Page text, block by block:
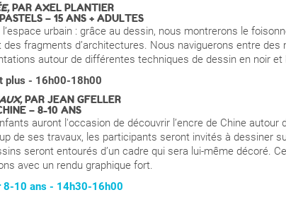
PAR AXEL PLANTIER
– 15 ANS + ADULTES
urbain : grâce au dessin, nous montrerons le
des fragments d’architectures. Nous naviguerons entre des
autour de différentes techniques de dessin en noir et
plus - 16h00-18h00
PAR JEAN GFELLER
– 8-10 ANS
auront l'occasion de découvrir l’encre de Chine autour
de ses travaux, les participants seront invités à dessiner
seront entourés d’un cadre qui sera lui-même décoré.
avec un rendu graphique fort.
8-10 ans - 14h30-16h00